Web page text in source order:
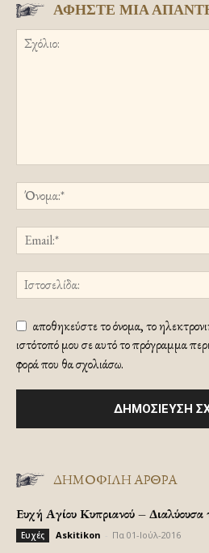
ΑΦΗΣΤΕ ΜΙΑ
αποθηκεύστε το όνομα, το
ιστότοπό μου σε αυτό το πρόγραμμα
φορά που θα σχολιάσω.
ΔΗΜΟΦΙΛΗ ΑΡΘΡΑ
Ευχή Αγίου Κυπριανού –
Ευχές Askitikon Πα 01-Ιούλ-2016